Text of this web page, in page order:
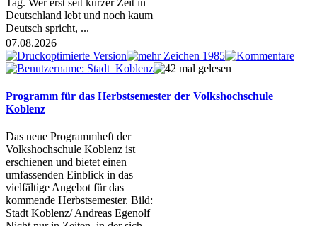
Deutschland lebt und noch kaum
Deutsch spricht, ...
07.08.2026
Programm für das Herbstsemester der Volkshochschule
Koblenz
Das neue Programmheft der
Volkshochschule Koblenz ist
erschienen und bietet einen
umfassenden Einblick in das
vielfältige Angebot für das
kommende Herbstsemester. Bild:
Stadt Koblenz/ Andreas Egenolf